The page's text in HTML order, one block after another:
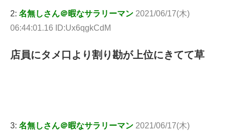
2: 名無しさん＠暇なサラリーマン 2021/06/17(木)
06:44:01.16 ID:Ux6qgkCdM
店員にタメ口より割り勘が上位にきてて草
3: 名無しさん＠暇なサラリーマン 2021/06/17(木)